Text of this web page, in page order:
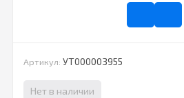
Артикул: УТ000003955
Нет в наличии